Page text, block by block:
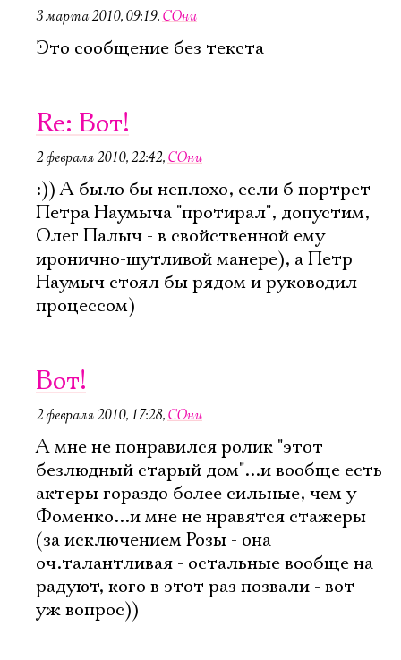
3 марта 2010, 09:19, СОни
Это сообщение без текста
Re: Вот!
2 февраля 2010, 22:42, СОни
:)) А было бы неплохо, если б портрет
Петра Наумыча "протирал", допустим,
Олег Палыч - в свойственной ему
иронично-шутливой манере), а Петр
Наумыч стоял бы рядом и руководил
процессом)
Вот!
2 февраля 2010, 17:28, СОни
А мне не понравился ролик "этот
безлюдный старый дом"...и вообще есть
актеры гораздо более сильные, чем у
Фоменко...и мне не нравятся стажеры
(за исключением Розы - она
оч.талантливая - остальные вообще на
радуют, кого в этот раз позвали - вот
уж вопрос))